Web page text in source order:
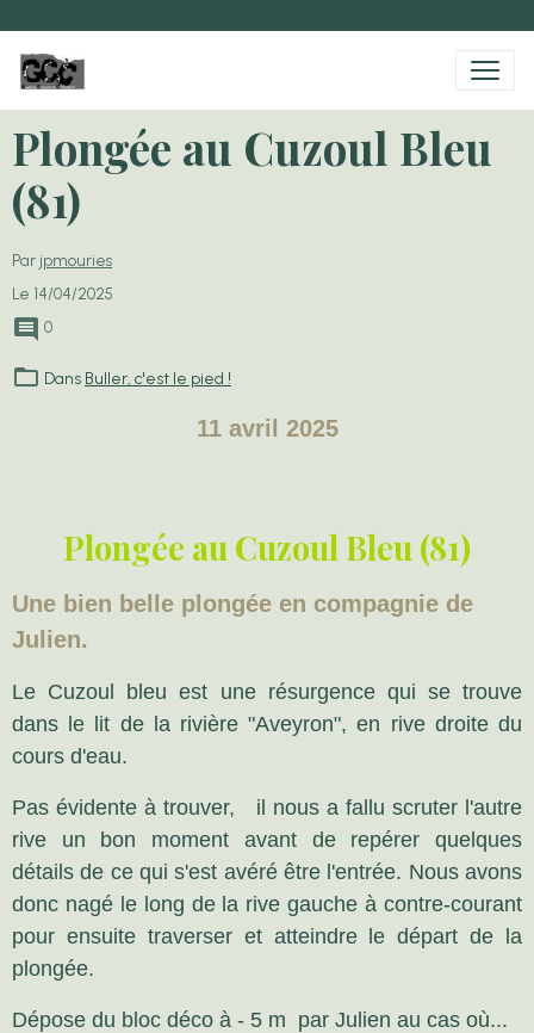
Plongée au Cuzoul Bleu
(81)
Par jpmouries
Le 14/04/2025
0
Dans Buller, c'est le pied !
11 avril 2025
Plongée au Cuzoul Bleu (81)
Une bien belle plongée en compagnie de
Julien.
Le Cuzoul bleu est une résurgence qui se trouve
dans le lit de la rivière "Aveyron", en rive droite du
cours d'eau.
Pas évidente à trouver, il nous a fallu scruter l'autre
rive un bon moment avant de repérer quelques
détails de ce qui s'est avéré être l'entrée. Nous avons
donc nagé le long de la rive gauche à contre-courant
pour ensuite traverser et atteindre le départ de la
plongée.
Dépose du bloc déco à - 5 m par Julien au cas où...